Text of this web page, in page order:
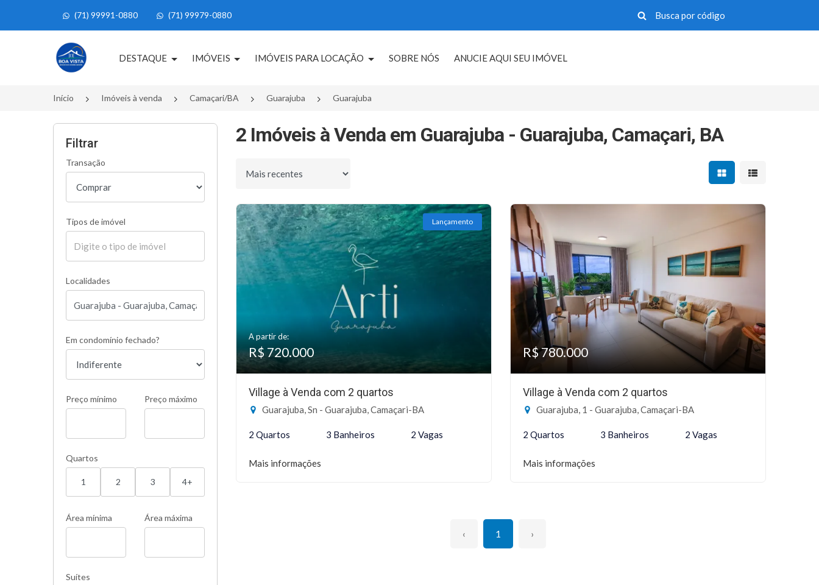
(71) 99991-0880 (71) 99979-0880
Página inicial
DESTAQUE IMÓVEIS IMÓVEIS PARA LOCAÇÃO SOBRE NÓS ANUCIE AQUI SEU IMÓVEL
Início Imóveis à venda Camaçari/BA Guarajuba Guarajuba
Filtrar
Transação
Tipos de imóvel
Localidades
Em condomínio fechado?
Preço mínimo Preço máximo
Quartos
1 2 3 4+
Área mínima Área máxima
Suítes
2 Imóveis à Venda em Guarajuba - Guarajuba, Camaçari, BA
Ordenar por Mostrar resultados em
Mostrar
Lançamento
A partir de:
R$ 720.000
Village à Venda com 2 quartos
Guarajuba, Sn - Guarajuba, Camaçari-BA
2 Quartos 3 Banheiros 2 Vagas
Mais informações
R$ 780.000
Village à Venda com 2 quartos
Guarajuba, 1 - Guarajuba, Camaçari-BA
2 Quartos 3 Banheiros 2 Vagas
Mais informações
‹ 1 ›